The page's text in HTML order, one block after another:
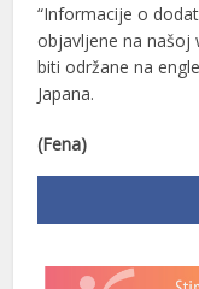
“Informacije o
objavljene na našoj
biti održane na
Japana.
(Fena)